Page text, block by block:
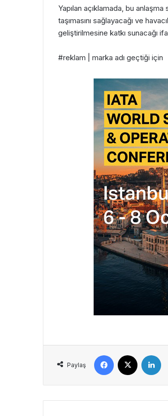
Yapılan açıklamada, bu
taşımasını sağlayacağı ve
geliştirilmesine katkı sunacağı
#reklam | marka adı geçtiği için
Paylaş
Facebook